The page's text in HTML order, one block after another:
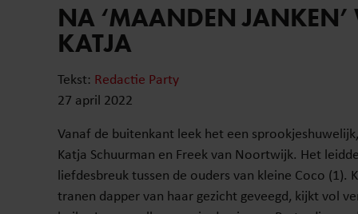
NA ‘MAANDEN JANKEN’
KATJA
Tekst: Redactie Party
27 april 2022
Vanaf de buitenkant leek het een
Katja Schuurman en Freek van Noortwijk. Het
liefdesbreuk tussen de ouders van kleine Coco
tranen dapper van haar gezicht geveegd, kijkt vol